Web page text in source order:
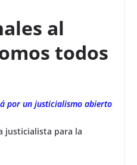
al
todos
por un justicialismo abierto
justicialista para la